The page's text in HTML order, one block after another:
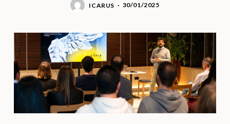
ICARUS 30/01/2025